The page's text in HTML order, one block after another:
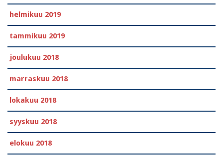
helmikuu 2019
tammikuu 2019
joulukuu 2018
marraskuu 2018
lokakuu 2018
syyskuu 2018
elokuu 2018